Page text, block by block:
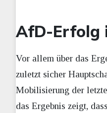
AfD-Erfolg
Vor allem über das
zuletzt sicher
Mobilisierung der
das Ergebnis zeigt,